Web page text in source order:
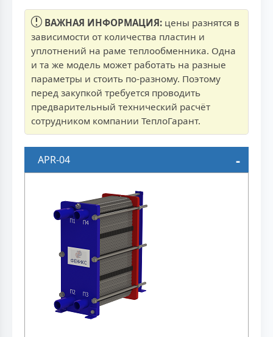
ВАЖНАЯ ИНФОРМАЦИЯ: цены разнятся в
зависимости от количества пластин и
уплотнений на раме теплообменника. Одна
и та же модель может работать на разные
параметры и стоить по-разному. Поэтому
перед закупкой требуется проводить
предварительный технический расчёт
сотрудником компании ТеплоГарант.
APR-04